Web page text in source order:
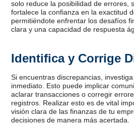
solo reduce la posibilidad de errores,
fortalece la confianza en la exactitud
permitiéndote enfrentar los desafíos
clara y una capacidad de respuesta
Identifica y Corrige
Si encuentras discrepancias,
inmediato. Esto puede implicar
aclarar transacciones o corregir
registros. Realizar esto es de vital
visión clara de las finanzas de tu
decisiones de manera más acertada.